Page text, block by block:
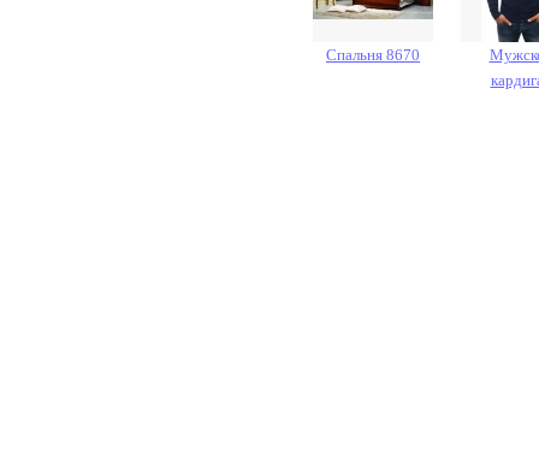
Спальня 8670